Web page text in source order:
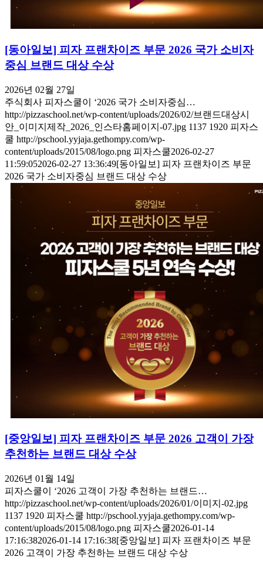
[동아일보] 피자 프랜차이즈 부문 2026 국가 소비자
중심 브랜드 대상 수상
2026년 02월 27일
주식회사 피자스쿨이 ‘2026 국가 소비자중심…
http://pizzaschool.net/wp-content/uploads/2026/02/브랜드대상시
안_이미지제작_2026_인스타홈페이지-07.jpg 1137 1920 피자스
쿨 http://pschool.yyjaja.gethompy.com/wp-
content/uploads/2015/08/logo.png 피자스쿨2026-02-27
11:59:052026-02-27 13:36:49[동아일보] 피자 프랜차이즈 부문
2026 국가 소비자중심 브랜드 대상 수상
[중앙일보] 피자 프랜차이즈 부문 2026 고객이 가장
추천하는 브랜드 대상 수상
2026년 01월 14일
피자스쿨이 ‘2026 고객이 가장 추천하는 브랜드…
http://pizzaschool.net/wp-content/uploads/2026/01/이미지-02.jpg
1137 1920 피자스쿨 http://pschool.yyjaja.gethompy.com/wp-
content/uploads/2015/08/logo.png 피자스쿨2026-01-14
17:16:382026-01-14 17:16:38[중앙일보] 피자 프랜차이즈 부문
2026 고객이 가장 추천하는 브랜드 대상 수상